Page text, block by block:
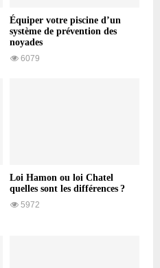
Équiper votre piscine d’un
système de prévention des
noyades
6079
Loi Hamon ou loi Chatel
quelles sont les différences ?
5972